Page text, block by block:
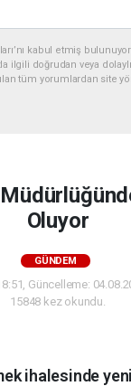
kabul etmiş
ilgili doğrudan veya
tüm yorumlardan site
Oluyor
GÜNDEM
Güncelleme:
15848 kez okundu.
ihalesinde